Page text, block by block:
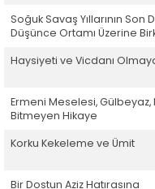
Soğuk Savaş Yıllarının
Düşünce Ortamı Üzerine
Haysiyeti ve Vicdanı
Ermeni Meselesi, Gülbeyaz,
Bitmeyen Hikaye
Korku Kekeleme ve Ümit
Bir Dostun Aziz Hatırasına